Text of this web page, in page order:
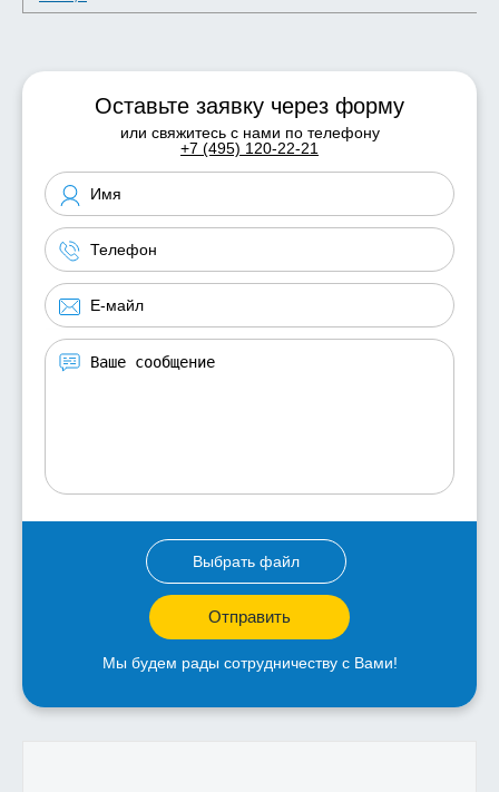
Оставьте заявку через форму
или свяжитесь с нами по телефону
+7 (495) 120-22-21
Выбрать файл
Отправить
Мы будем рады сотрудничеству с Вами!